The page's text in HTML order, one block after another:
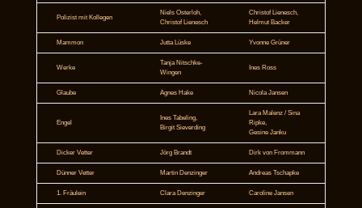
Polizist mit Kollegen
Niels Osterloh,
Christof Lienesch
Christof Lienesch,
Helmut Backer
Mammon Jutta Lüske Yvonne Grüner
Werke
Tanja Nitschke-
Wingen
Ines Ross
Glaube Agnes Hake Nicola Jansen
Engel
Ines Tabeling,
Birgit Sieverding
Lara Malenz / Sina
Ripke,
Gesine Janku
Dicker Vetter Jörg Brandt Dirk von Frommann
Dünner Vetter Martin Denzinger Andreas Tschapke
1. Fräulein Clara Denzinger Caroline Jansen